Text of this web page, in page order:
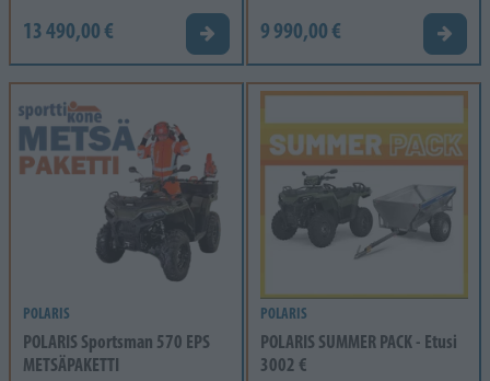
13 490,00 € Tarjouspyyntö9 990,00 €
POLARIS
POLARIS Sportsman 570 EPS
METSÄPAKETTI
POLARIS
POLARIS SUMMER PACK - Etusi
3002 €